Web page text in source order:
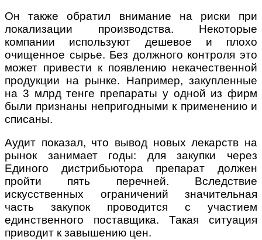
Он также обратил внимание на риски при
локализации производства. Некоторые
компании используют дешевое и плохо
очищенное сырье. Без должного контроля это
может привести к появлению некачественной
продукции на рынке. Например, закупленные
на 3 млрд тенге препараты у одной из фирм
были признаны непригодными к применению и
списаны.
Аудит показал, что вывод новых лекарств на
рынок занимает годы: для закупки через
Единого дистрибьютора препарат должен
пройти пять перечней. Вследствие
искусственных ограничений значительная
часть закупок проводится с участием
единственного поставщика. Такая ситуация
приводит к завышению цен.